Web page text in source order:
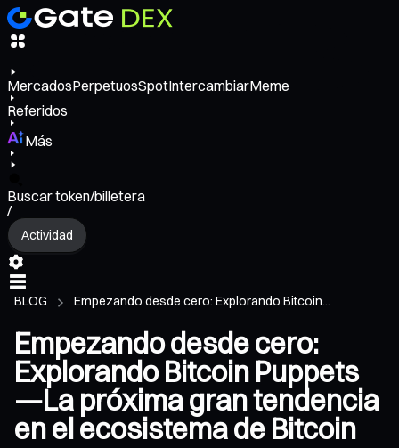
MercadosPerpetuosSpotIntercambiarMeme
Referidos
Más
Buscar token/billetera
/
Actividad
BLOG Empezando desde cero: Explorando Bitcoin...
Empezando desde cero:
Explorando Bitcoin Puppets
—La próxima gran tendencia
en el ecosistema de Bitcoin